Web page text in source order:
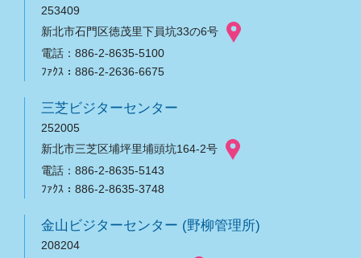
253409
新北市石門区徳茂里下員坑33の6号
電話：886-2-8635-5100
ﾌｧｸｽ：886-2-2636-6675
三芝ビジターセンター
252005
新北市三芝区埔坪里埔頭坑164-2号
電話：886-2-8635-5143
ﾌｧｸｽ：886-2-8635-3748
金山ビジターセンター (野柳管理所)
208204